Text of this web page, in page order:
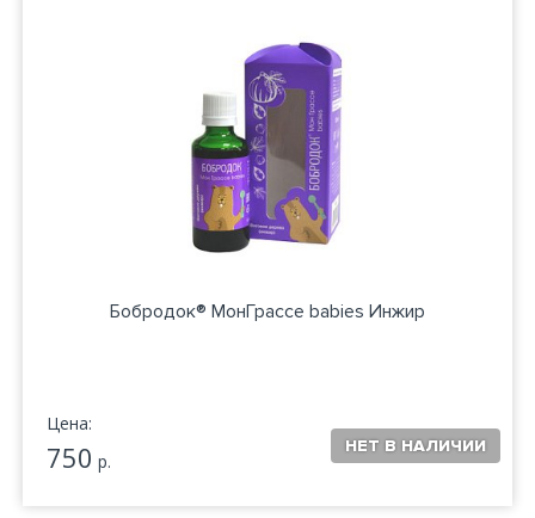
Бобродок® МонГрассе babies Инжир
Цена:
750 р.